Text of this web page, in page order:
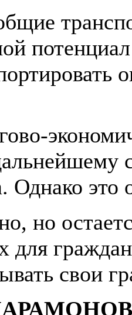
потенциал
Однако это
но
для
свои